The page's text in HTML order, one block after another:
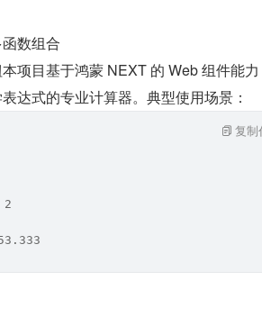
数组合
项目基于鸿蒙 NEXT 的 Web 组件能
达式的专业计算器。典型使用场景：
复制